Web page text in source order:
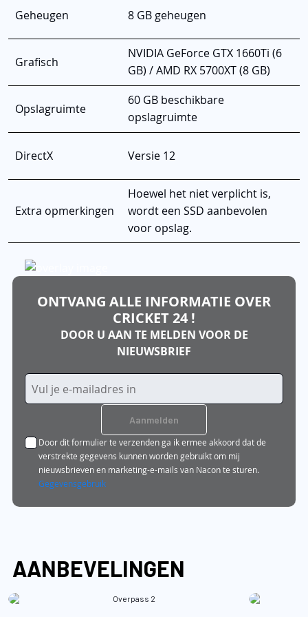
Geheugen 8 GB geheugen
Grafisch
NVIDIA GeForce GTX 1660Ti (6
GB) / AMD RX 5700XT (8 GB)
Opslagruimte
60 GB beschikbare
opslagruimte
DirectX Versie 12
Extra opmerkingen
Hoewel het niet verplicht is,
wordt een SSD aanbevolen
voor opslag.
ONTVANG ALLE INFORMATIE OVER
CRICKET 24 !
DOOR U AAN TE MELDEN VOOR DE
NIEUWSBRIEF
Abonneer
u
nieuwsbrief
Door dit formulier te verzenden ga ik ermee akkoord dat de
verstrekte gegevens kunnen worden gebruikt om mij
nieuwsbrieven en marketing-e-mails van Nacon te sturen.
Gegevensgebruik
Aanmelden
AANBEVELINGEN